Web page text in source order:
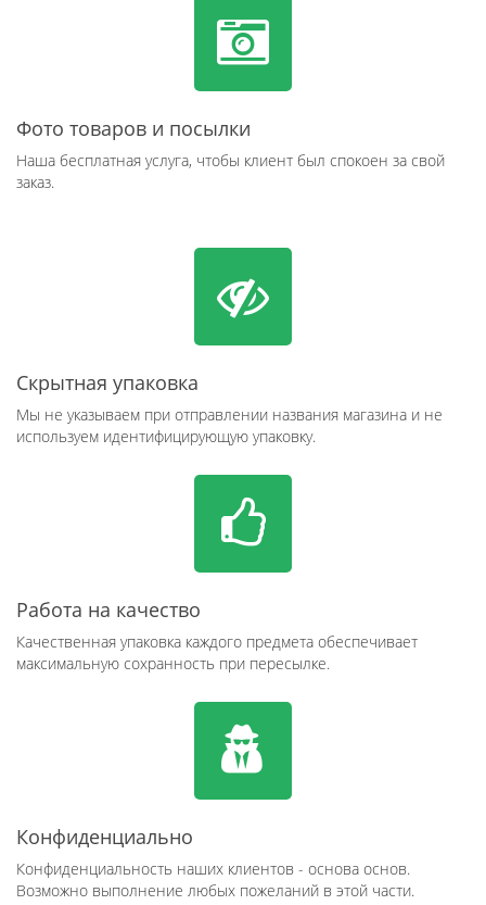
Фото товаров и посылки
Наша бесплатная услуга, чтобы клиент был спокоен за свой
заказ.
Скрытная упаковка
Мы не указываем при отправлении названия магазина и не
используем идентифицирующую упаковку.
Работа на качество
Качественная упаковка каждого предмета обеспечивает
максимальную сохранность при пересылке.
Конфиденциально
Конфиденциальность наших клиентов - основа основ.
Возможно выполнение любых пожеланий в этой части.